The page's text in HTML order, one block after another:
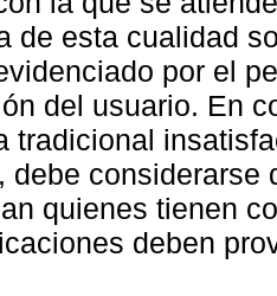
de esta cualidad
por el
del usuario. En
tradicional
debe considerarse
quienes tienen
deben